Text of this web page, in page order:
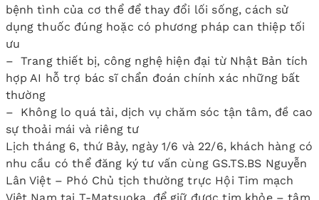
bệnh tình của cơ thể để thay đổi lối sống, cách sử
dụng thuốc đúng hoặc có phương pháp can thiệp tối
ưu
– Trang thiết bị, công nghệ hiện đại từ Nhật Bản tích
hợp AI hỗ trợ bác sĩ chẩn đoán chính xác những bất
thường
– Không lo quá tải, dịch vụ chăm sóc tận tâm, đề cao
sự thoải mái và riêng tư
Lịch tháng 6, thứ Bảy, ngày 1/6 và 22/6, khách hàng có
nhu cầu có thể đăng ký tư vấn cùng GS.TS.BS Nguyễn
Lân Việt – Phó Chủ tịch thường trực Hội Tim mạch